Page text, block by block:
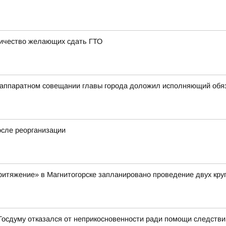
желающих сдать ГТО
аппаратном совещании главы города доложил исполняющий
реорганизации
в Магнитогорске запланировано проведение двух
отказался от неприкосновенности ради помощи